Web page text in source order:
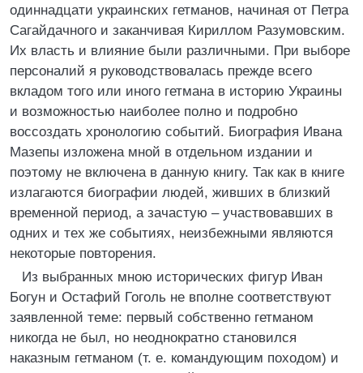
одиннадцати украинских гетманов, начиная от Петра
Сагайдачного и заканчивая Кириллом Разумовским.
Их власть и влияние были различными. При выборе
персоналий я руководствовалась прежде всего
вкладом того или иного гетмана в историю Украины
и возможностью наиболее полно и подробно
воссоздать хронологию событий. Биография Ивана
Мазепы изложена мной в отдельном издании и
поэтому не включена в данную книгу. Так как в книге
излагаются биографии людей, живших в близкий
временной период, а зачастую – участвовавших в
одних и тех же событиях, неизбежными являются
некоторые повторения.
Из выбранных мною исторических фигур Иван
Богун и Остафий Гоголь не вполне соответствуют
заявленной теме: первый собственно гетманом
никогда не был, но неоднократно становился
наказным гетманом (т. е. командующим походом) и